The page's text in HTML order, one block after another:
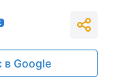
в Google